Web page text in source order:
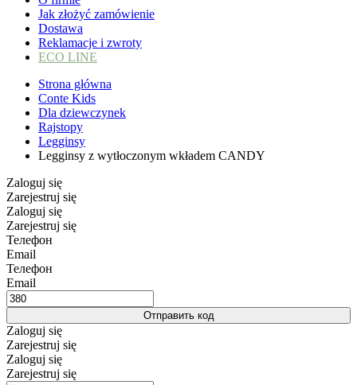
Jak złożyć zamówienie
Dostawa
Reklamacje i zwroty
ECO LINE
Strona główna
Conte Kids
Dla dziewczynek
Rajstopy
Legginsy
Legginsy z wytłoczonym wkładem CANDY
Zaloguj się
Zarejestruj się
Zaloguj się
Zarejestruj się
Телефон
Email
Телефон
Email
Отправить код
Zaloguj się
Zarejestruj się
Zaloguj się
Zarejestruj się